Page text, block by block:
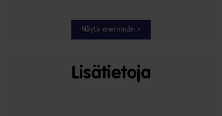
Näytä enemmän >
Lisätietoja